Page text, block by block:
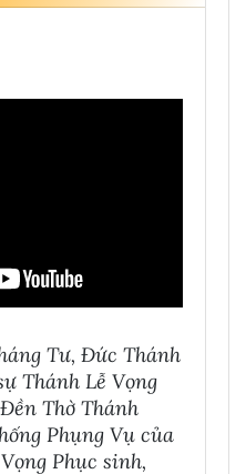
Tư, Đức Thánh
Thánh Lễ Vọng
Thờ Thánh
Phụng Vụ của
Phục sinh,